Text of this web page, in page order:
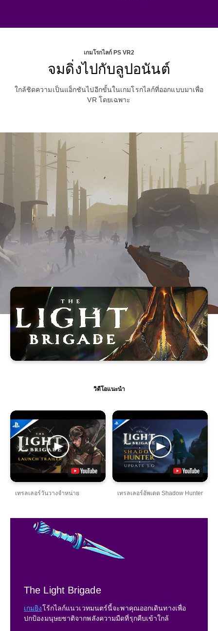
เกมโรกไลก์ PS VR2
จมดิ่งไปกับลูปอนันต์
ใกล้ชิดความเป็นแอ็กชันไปอีกขั้นในเกมโรกไลก์ที่ออกแบบมาเพื่อ
VR โดยเฉพาะ
วิดีโอแนะนำ
เทรลเลอร์วันวางจำหน่าย เทรลเลอร์อัพเดต Shadow Hunter
The Light Brigade
เกมยิงโร้กไลก์แนวเวทมนตร์นี้จะพาคุณออกเดินทางเพื่อ
ปกป้องมนุษยชาติจากพลังความมืดที่รุกคืบเข้าใกล้